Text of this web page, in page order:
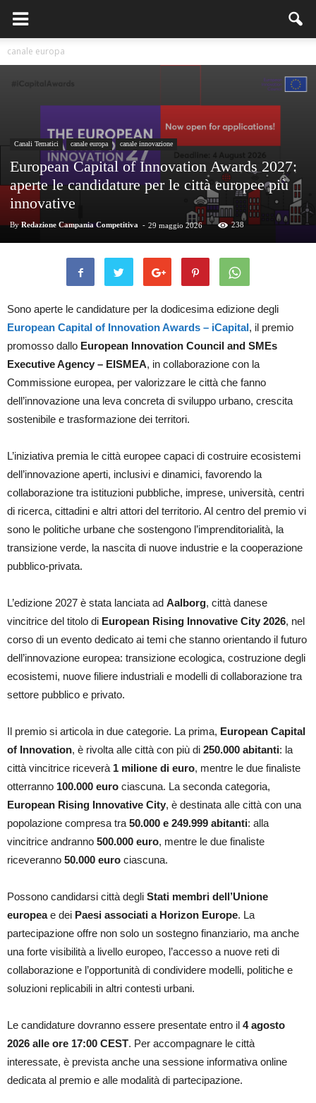
canale europa
Canali Tematici canale europa canale innovazione
European Capital of Innovation Awards 2027:
aperte le candidature per le città europee più
innovative
ByRedazione Campania Competitiva - 29 maggio 2026 238
Sono aperte le candidature per la dodicesima edizione degli
European Capital of Innovation Awards – iCapital, il premio
promosso dallo European Innovation Council and SMEs
Executive Agency – EISMEA, in collaborazione con la
Commissione europea, per valorizzare le città che fanno
dell’innovazione una leva concreta di sviluppo urbano, crescita
sostenibile e trasformazione dei territori.
L’iniziativa premia le città europee capaci di costruire ecosistemi
dell’innovazione aperti, inclusivi e dinamici, favorendo la
collaborazione tra istituzioni pubbliche, imprese, università, centri
di ricerca, cittadini e altri attori del territorio. Al centro del premio vi
sono le politiche urbane che sostengono l’imprenditorialità, la
transizione verde, la nascita di nuove industrie e la cooperazione
pubblico-privata.
L’edizione 2027 è stata lanciata ad Aalborg, città danese
vincitrice del titolo di European Rising Innovative City 2026, nel
corso di un evento dedicato ai temi che stanno orientando il futuro
dell’innovazione europea: transizione ecologica, costruzione degli
ecosistemi, nuove filiere industriali e modelli di collaborazione tra
settore pubblico e privato.
Il premio si articola in due categorie. La prima, European Capital
of Innovation, è rivolta alle città con più di 250.000 abitanti: la
città vincitrice riceverà 1 milione di euro, mentre le due finaliste
otterranno 100.000 euro ciascuna. La seconda categoria,
European Rising Innovative City, è destinata alle città con una
popolazione compresa tra 50.000 e 249.999 abitanti: alla
vincitrice andranno 500.000 euro, mentre le due finaliste
riceveranno 50.000 euro ciascuna.
Possono candidarsi città degli Stati membri dell’Unione
europeae dei Paesi associati a Horizon Europe. La
partecipazione offre non solo un sostegno finanziario, ma anche
una forte visibilità a livello europeo, l’accesso a nuove reti di
collaborazione e l’opportunità di condividere modelli, politiche e
soluzioni replicabili in altri contesti urbani.
Le candidature dovranno essere presentate entro il 4 agosto
2026 alle ore 17:00 CEST. Per accompagnare le città
interessate, è prevista anche una sessione informativa online
dedicata al premio e alle modalità di partecipazione.